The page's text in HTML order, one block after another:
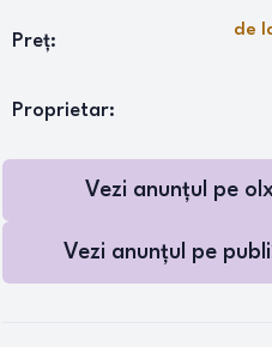
Preț:
de
Proprietar:
Vezi anunțul pe
Vezi anunțul pe